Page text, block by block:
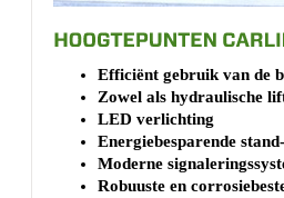
Efficiënt gebruik van de
Zowel als hydraulische
LED verlichting
Energiebesparende
Moderne
Robuuste en